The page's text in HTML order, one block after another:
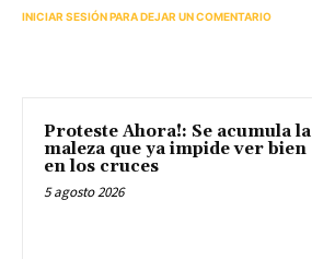
INICIAR SESIÓN PARA DEJAR UN COMENTARIO
Proteste Ahora!: Se acumula la
maleza que ya impide ver bien
en los cruces
5 agosto 2026